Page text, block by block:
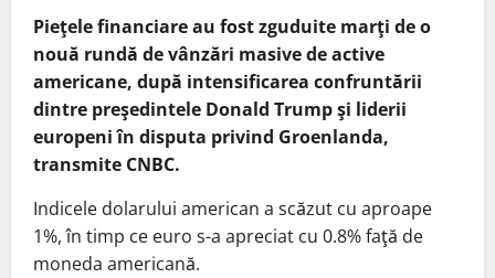
Pieţele financiareau fost zguduite marţi de o
nouă rundă de vânzări masive de active
americane, după intensificarea confruntării
dintre preşedintele Donald Trump şi liderii
europeni în disputa privind Groenlanda,
transmite CNBC.
Indicele dolarului american a scăzut cu aproape
1%, în timp ce euro s-a apreciat cu 0.8% faţă de
moneda americană.